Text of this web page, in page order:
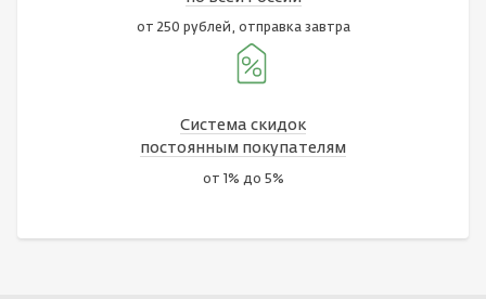
от 250 рублей, отправка завтра
Система скидок
постоянным покупателям
от 1% до 5%